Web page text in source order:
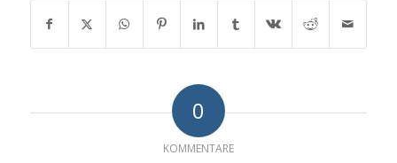
0
KOMMENTARE